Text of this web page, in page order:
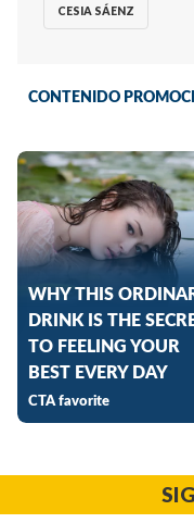
CESIA SÁENZ